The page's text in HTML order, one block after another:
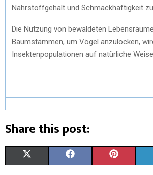
Nährstoffgehalt und Schmackhaftigkeit
Die Nutzung von bewaldeten
Baumstämmen, um Vögel anzulocken,
Insektenpopulationen auf natürliche
Share this post: